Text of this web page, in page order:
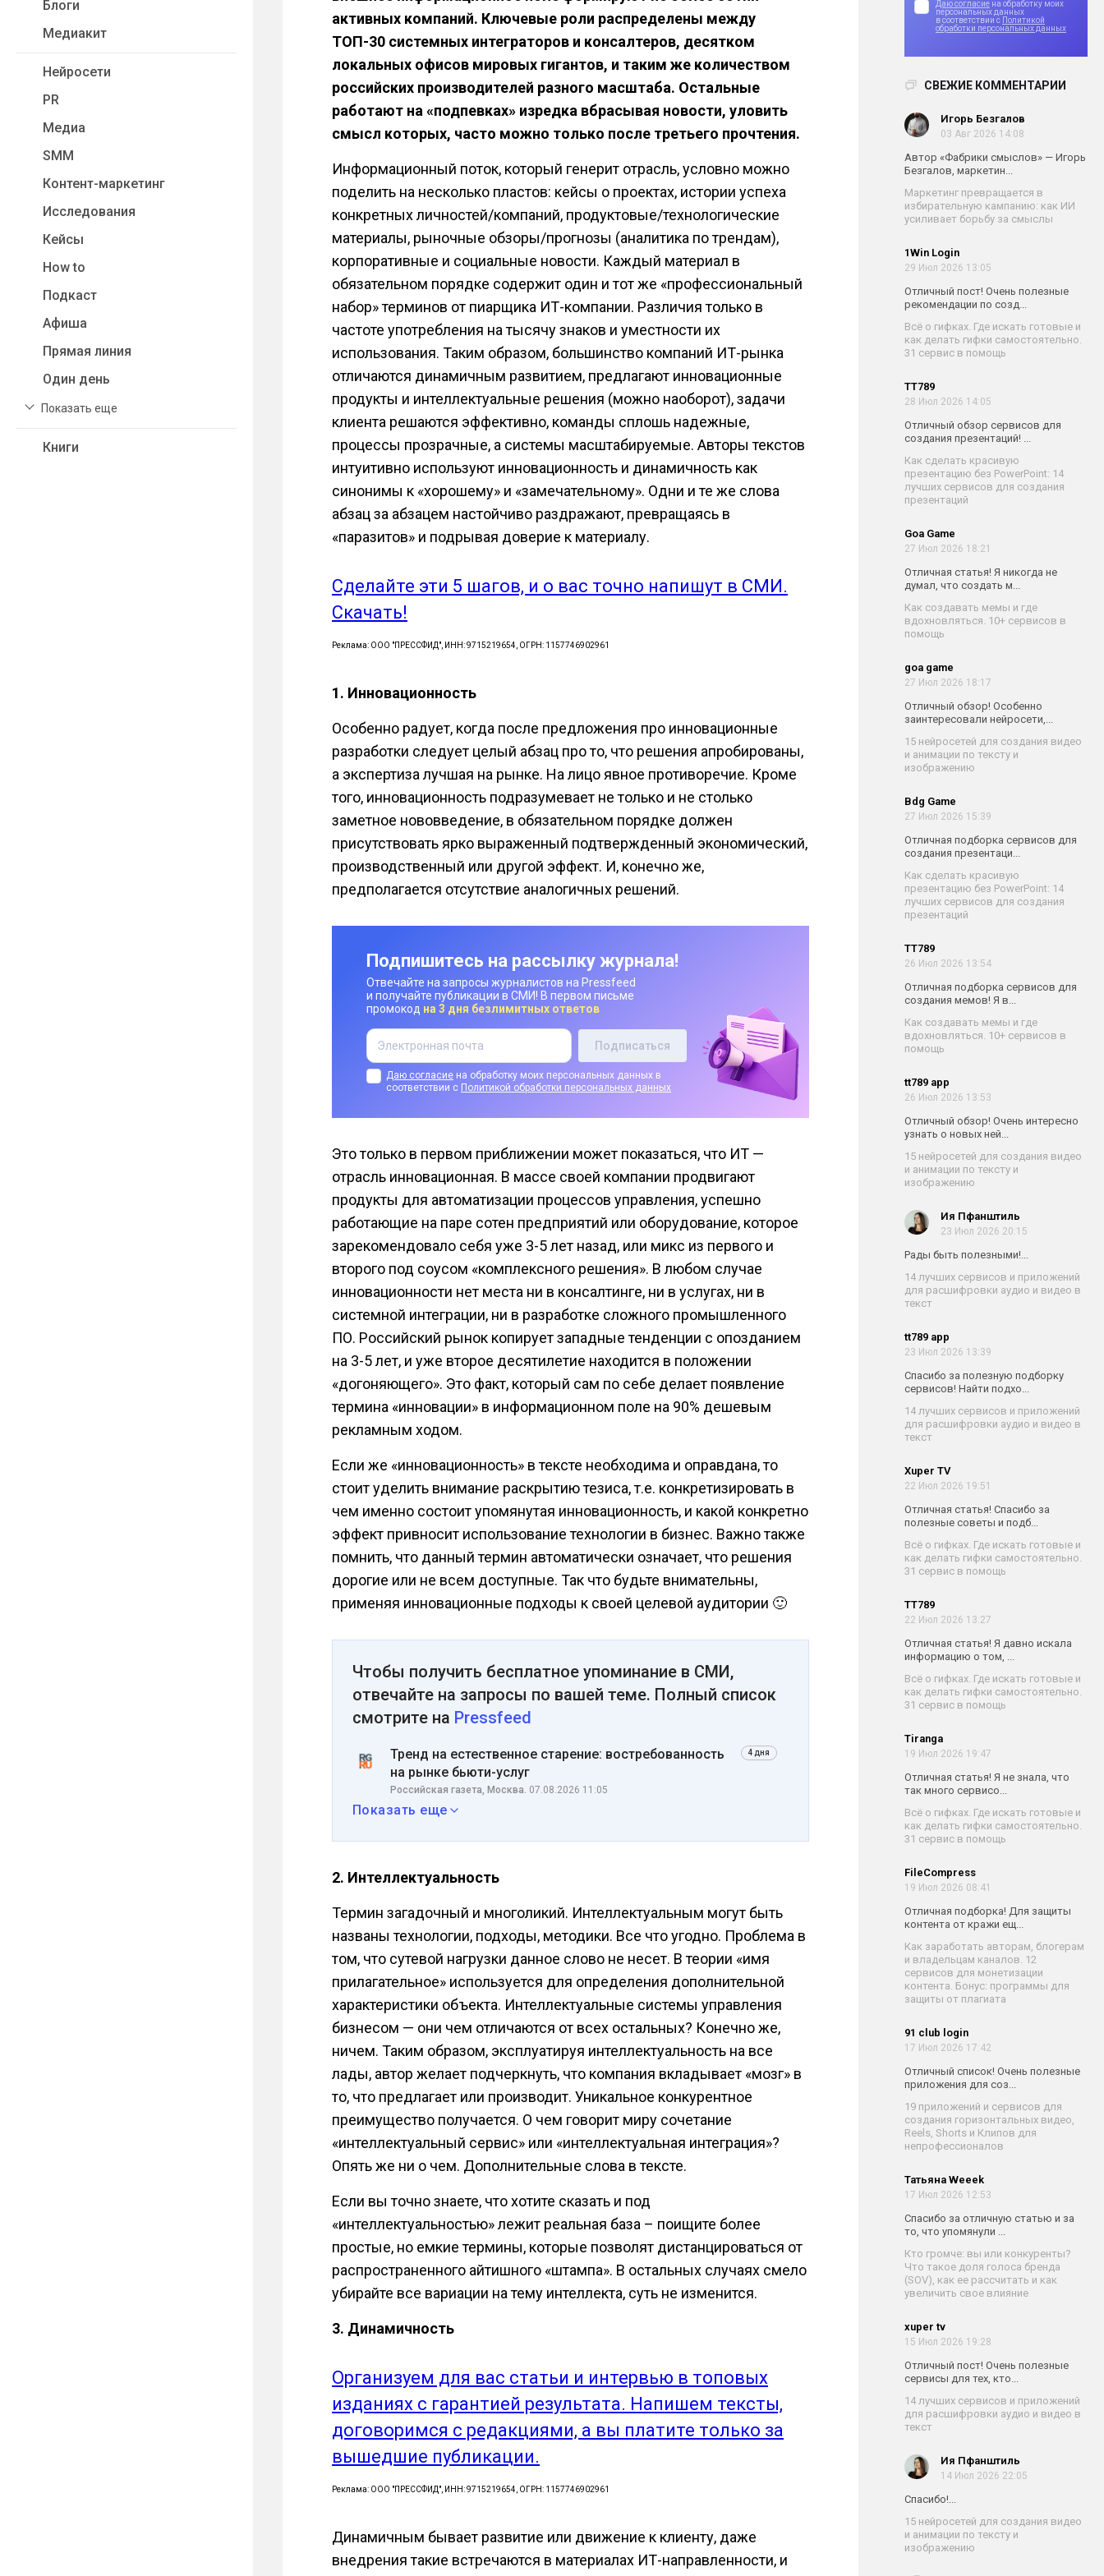
Блоги
Медиакит
Нейросети
PR
Медиа
SMM
Контент-маркетинг
Исследования
Кейсы
How to
Подкаст
Афиша
Прямая линия
Один день
Показать еще
Книги
Даю согласие на обработку моих
персональных данных
в соответствии с Политикой
обработки персональных данных
СВЕЖИЕ КОММЕНТАРИИ
Игорь Безгалов
03 Авг 2026 14:08
Автор «Фабрики смыслов» — Игорь
Безгалов, маркетин...
Маркетинг превращается в
избирательную кампанию: как ИИ
усиливает борьбу за смыслы
1Win Login
29 Июл 2026 13:05
Отличный пост! Очень полезные
рекомендации по созд...
Всё о гифках. Где искать готовые и
как делать гифки самостоятельно.
31 сервис в помощь
TT789
28 Июл 2026 14:05
Отличный обзор сервисов для
создания презентаций! ...
Как сделать красивую
презентацию без PowerPoint: 14
лучших сервисов для создания
презентаций
Goa Game
27 Июл 2026 18:21
Отличная статья! Я никогда не
думал, что создать м...
Как создавать мемы и где
вдохновляться. 10+ сервисов в
помощь
goa game
27 Июл 2026 18:17
Отличный обзор! Особенно
заинтересовали нейросети,...
15 нейросетей для создания видео
и анимации по тексту и
изображению
Bdg Game
27 Июл 2026 15:39
Отличная подборка сервисов для
создания презентаци...
Как сделать красивую
презентацию без PowerPoint: 14
лучших сервисов для создания
презентаций
TT789
26 Июл 2026 13:54
Отличная подборка сервисов для
создания мемов! Я в...
Как создавать мемы и где
вдохновляться. 10+ сервисов в
помощь
tt789 app
26 Июл 2026 13:53
Отличный обзор! Очень интересно
узнать о новых ней...
15 нейросетей для создания видео
и анимации по тексту и
изображению
Ия Пфанштиль
23 Июл 2026 20:15
Рады быть полезными!...
14 лучших сервисов и приложений
для расшифровки аудио и видео в
текст
tt789 app
23 Июл 2026 13:39
Спасибо за полезную подборку
сервисов! Найти подхо...
14 лучших сервисов и приложений
для расшифровки аудио и видео в
текст
Xuper TV
22 Июл 2026 19:51
Отличная статья! Спасибо за
полезные советы и подб...
Всё о гифках. Где искать готовые и
как делать гифки самостоятельно.
31 сервис в помощь
TT789
22 Июл 2026 13:27
Отличная статья! Я давно искала
информацию о том, ...
Всё о гифках. Где искать готовые и
как делать гифки самостоятельно.
31 сервис в помощь
Tiranga
19 Июл 2026 19:47
Отличная статья! Я не знала, что
так много сервисо...
Всё о гифках. Где искать готовые и
как делать гифки самостоятельно.
31 сервис в помощь
FileCompress
19 Июл 2026 08:41
Отличная подборка! Для защиты
контента от кражи ещ...
Как заработать авторам, блогерам
и владельцам каналов. 12
сервисов для монетизации
контента. Бонус: программы для
защиты от плагиата
91 club login
17 Июл 2026 17:42
Отличный список! Очень полезные
приложения для соз...
19 приложений и сервисов для
создания горизонтальных видео,
Reels, Shorts и Клипов для
непрофессионалов
Татьяна Weeek
17 Июл 2026 12:53
Спасибо за отличную статью и за
то, что упомянули ...
Кто громче: вы или конкуренты?
Что такое доля голоса бренда
(SOV), как ее рассчитать и как
увеличить свое влияние
xuper tv
15 Июл 2026 19:28
Отличный пост! Очень полезные
сервисы для тех, кто...
14 лучших сервисов и приложений
для расшифровки аудио и видео в
текст
Ия Пфанштиль
14 Июл 2026 22:05
Спасибо!...
15 нейросетей для создания видео
и анимации по тексту и
изображению
активных компаний. Ключевые роли распределены между
ТОП-30 системных интеграторов и консалтеров, десятком
локальных офисов мировых гигантов, и таким же количеством
российских производителей разного масштаба. Остальные
работают на «подпевках» изредка вбрасывая новости, уловить
смысл которых, часто можно только после третьего прочтения.
Информационный поток, который генерит отрасль, условно можно
поделить на несколько пластов: кейсы о проектах, истории успеха
конкретных личностей/компаний, продуктовые/технологические
материалы, рыночные обзоры/прогнозы (аналитика по трендам),
корпоративные и социальные новости. Каждый материал в
обязательном порядке содержит один и тот же «профессиональный
набор» терминов от пиарщика ИТ-компании. Различия только в
частоте употребления на тысячу знаков и уместности их
использования. Таким образом, большинство компаний ИТ-рынка
отличаются динамичным развитием, предлагают инновационные
продукты и интеллектуальные решения (можно наоборот), задачи
клиента решаются эффективно, команды сплошь надежные,
процессы прозрачные, а системы масштабируемые. Авторы текстов
интуитивно используют инновационность и динамичность как
синонимы к «хорошему» и «замечательному». Одни и те же слова
абзац за абзацем настойчиво раздражают, превращаясь в
«паразитов» и подрывая доверие к материалу.
Сделайте эти 5 шагов, и о вас точно напишут в СМИ.
Скачать!
Реклама: ООО "ПРЕССФИД", ИНН: 9715219654, ОГРН: 1157746902961
1. Инновационность
Особенно радует, когда после предложения про инновационные
разработки следует целый абзац про то, что решения апробированы,
а экспертиза лучшая на рынке. На лицо явное противоречие. Кроме
того, инновационность подразумевает не только и не столько
заметное нововведение, в обязательном порядке должен
присутствовать ярко выраженный подтвержденный экономический,
производственный или другой эффект. И, конечно же,
предполагается отсутствие аналогичных решений.
Подпишитесь на рассылку журнала!
Отвечайте на запросы журналистов на Pressfeed
и получайте публикации в СМИ! В первом письме
промокод на 3 дня безлимитных ответов
Даю согласие на обработку моих персональных данных в
соответствии с Политикой обработки персональных данных
Это только в первом приближении может показаться, что ИТ —
отрасль инновационная. В массе своей компании продвигают
продукты для автоматизации процессов управления, успешно
работающие на паре сотен предприятий или оборудование, которое
зарекомендовало себя уже 3-5 лет назад, или микс из первого и
второго под соусом «комплексного решения». В любом случае
инновационности нет места ни в консалтинге, ни в услугах, ни в
системной интеграции, ни в разработке сложного промышленного
ПО. Российский рынок копирует западные тенденции с опозданием
на 3-5 лет, и уже второе десятилетие находится в положении
«догоняющего». Это факт, который сам по себе делает появление
термина «инновации» в информационном поле на 90% дешевым
рекламным ходом.
Если же «инновационность» в тексте необходима и оправдана, то
стоит уделить внимание раскрытию тезиса, т.е. конкретизировать в
чем именно состоит упомянутая инновационность, и какой конкретно
эффект привносит использование технологии в бизнес. Важно также
помнить, что данный термин автоматически означает, что решения
дорогие или не всем доступные. Так что будьте внимательны,
применяя инновационные подходы к своей целевой аудитории 🙂
Чтобы получить бесплатное упоминание в СМИ,
отвечайте на запросы по вашей теме. Полный список
смотрите на Pressfeed
Тренд на естественное старение: востребованность
на рынке бьюти-услуг
4 дня
Российская газета, Москва. 07.08.2026 11:05
Показать еще
2. Интеллектуальность
Термин загадочный и многоликий. Интеллектуальным могут быть
названы технологии, подходы, методики. Все что угодно. Проблема в
том, что сутевой нагрузки данное слово не несет. В теории «имя
прилагательное» используется для определения дополнительной
характеристики объекта. Интеллектуальные системы управления
бизнесом — они чем отличаются от всех остальных? Конечно же,
ничем. Таким образом, эксплуатируя интеллектуальность на все
лады, автор желает подчеркнуть, что компания вкладывает «мозг» в
то, что предлагает или производит. Уникальное конкурентное
преимущество получается. О чем говорит миру сочетание
«интеллектуальный сервис» или «интеллектуальная интеграция»?
Опять же ни о чем. Дополнительные слова в тексте.
Если вы точно знаете, что хотите сказать и под
«интеллектуальностью» лежит реальная база – поищите более
простые, но емкие термины, которые позволят дистанцироваться от
распространенного айтишного «штампа». В остальных случаях смело
убирайте все вариации на тему интеллекта, суть не изменится.
3. Динамичность
Организуем для вас статьи и интервью в топовых
изданиях с гарантией результата. Напишем тексты,
договоримся с редакциями, а вы платите только за
вышедшие публикации.
Реклама: ООО "ПРЕССФИД", ИНН: 9715219654, ОГРН: 1157746902961
Динамичным бывает развитие или движение к клиенту, даже
внедрения такие встречаются в материалах ИТ-направленности, и